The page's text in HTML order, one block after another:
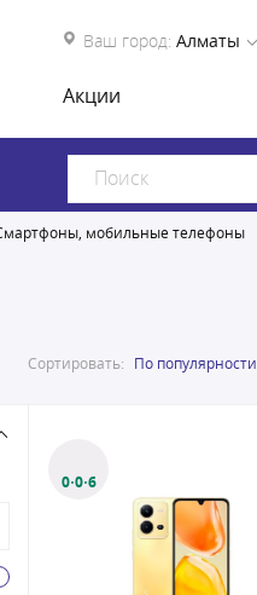
Ваш город: Алматы
Акции
мобильные телефоны
Сортировать: По популярности
0·0·6